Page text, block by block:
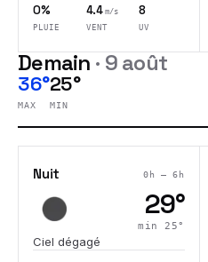
0%
PLUIE
4.4 m/s
VENT
8
UV
Demain · 9 août
36°
MAX
25°
MIN
Nuit 0h – 6h
29°
min25°
Ciel dégagé